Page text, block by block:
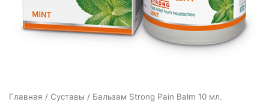
Главная / Cуставы / Бальзам Strong Pain Balm 10 мл.